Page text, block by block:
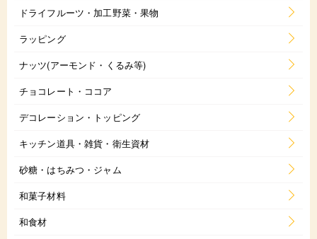
ドライフルーツ・加工野菜・果物
ラッピング
ナッツ(アーモンド・くるみ等)
チョコレート・ココア
デコレーション・トッピング
キッチン道具・雑貨・衛生資材
砂糖・はちみつ・ジャム
和菓子材料
和食材